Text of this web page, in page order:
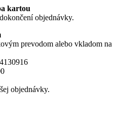
kartou
objednávky.
prevodom alebo vkladom na
objednávky.